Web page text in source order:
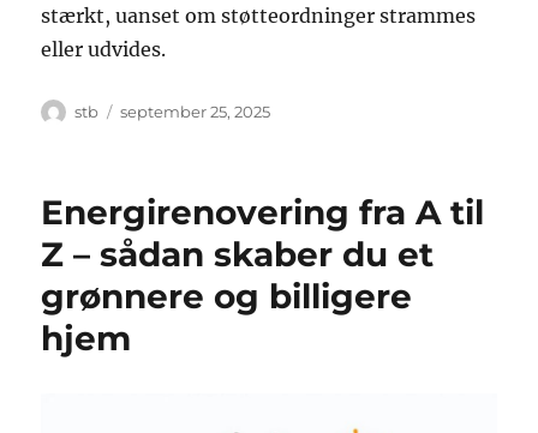
stærkt, uanset om støtteordninger strammes
eller udvides.
Forfatter
stb Udgivet
september 25, 2025
Energirenovering fra A til
Z – sådan skaber du et
grønnere og billigere
hjem